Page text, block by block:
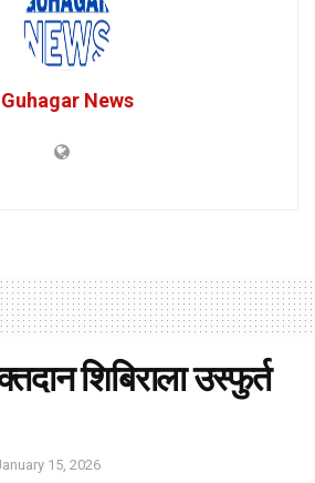
Guhagar News
शिबिराला उस्फुर्त
15, 2026